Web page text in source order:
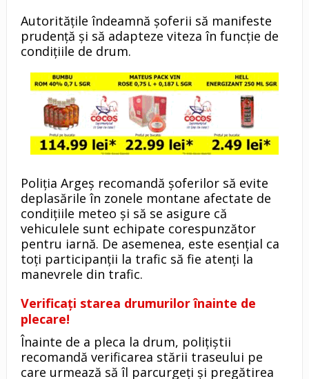
Autoritățile îndeamnă șoferii să manifeste
prudență și să adapteze viteza în funcție de
condițiile de drum.
Poliția Argeș recomandă șoferilor să evite
deplasările în zonele montane afectate de
condițiile meteo și să se asigure că
vehiculele sunt echipate corespunzător
pentru iarnă. De asemenea, este esențial ca
toți participanții la trafic să fie atenți la
manevrele din trafic.
Verificați starea drumurilor înainte de
plecare!
Înainte de a pleca la drum, polițiștii
recomandă verificarea stării traseului pe
care urmează să îl parcurgeți și pregătirea